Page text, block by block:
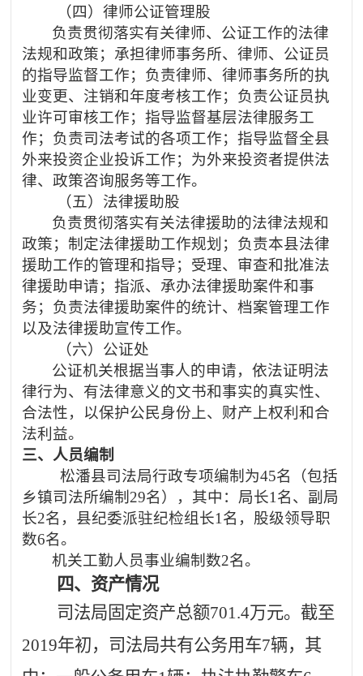
（四）律师公证管理股
负责贯彻落实有关律师、公证工作的法律
法规和政策；承担律师事务所、律师、公证员
的指导监督工作；负责律师、律师事务所的执
业变更、注销和年度考核工作；负责公证员执
业许可审核工作；指导监督基层法律服务工
作；负责司法考试的各项工作；指导监督全县
外来投资企业投诉工作；为外来投资者提供法
律、政策咨询服务等工作。
（五）法律援助股
负责贯彻落实有关法律援助的法律法规和
政策；制定法律援助工作规划；负责本县法律
援助工作的管理和指导；受理、审查和批准法
律援助申请；指派、承办法律援助案件和事
务；负责法律援助案件的统计、档案管理工作
以及法律援助宣传工作。
（六）公证处
公证机关根据当事人的申请，依法证明法
律行为、有法律意义的文书和事实的真实性、
合法性，以保护公民身份上、财产上权利和合
法利益。
三、人员编制
松潘县司法局行政专项编制为45名（包括
乡镇司法所编制29名）， 其中：局长1名、副局
长2名，县纪委派驻纪检组长1名，股级领导职
数6名。
机关工勤人员事业编制数2名。
四、 资产情况
司法局固定资产总额701.4万元。 截至
2019年初，司法局共有公务用车7辆，其